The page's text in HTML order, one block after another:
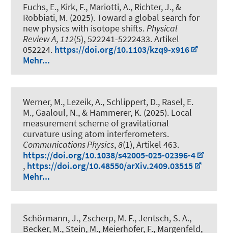
Fuchs, E., Kirk, F., Mariotti, A., Richter, J., &
Robbiati, M. (2025).Toward a global search for
new physics with isotope shifts. Physical
Review A, 112(5), 522241-5222433. Artikel
052224. https://doi.org/10.1103/kzq9-x916
Mehr...
Werner, M., Lezeik, A., Schlippert, D., Rasel, E.
M., Gaaloul, N., & Hammerer, K. (2025). Local
measurement scheme of gravitational
curvature using atom interferometers.
Communications Physics,8(1), Artikel 463.
https://doi.org/10.1038/s42005-025-02396-4
, https://doi.org/10.48550/arXiv.2409.03515
Mehr...
Schörmann, J., Zscherp, M. F., Jentsch, S. A.,
Becker, M., Stein, M., Meierhofer, F., Margenfeld,